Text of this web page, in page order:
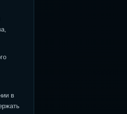
в